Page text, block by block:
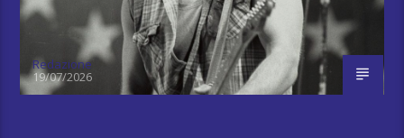
Redazione
19/07/2026